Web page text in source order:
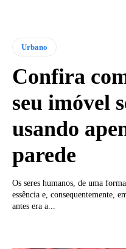
Urbano
Confira
seu imóvel
usando
parede
Os seres humanos, de uma
essência e, consequentemente,
antes era a...